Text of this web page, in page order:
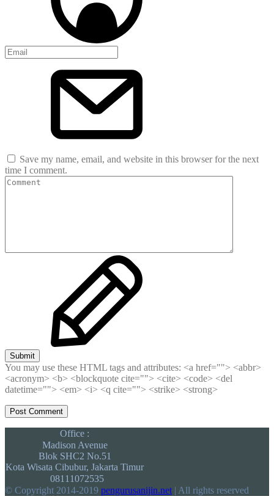
Save my name, email, and website in this browser for the next
time I comment.
Submit
You may use these HTML tags and attributes: <a href=""> <abbr>
<acronym> <b> <blockquote cite=""> <cite> <code> <del
datetime=""> <em> <i> <q cite=""> <strike> <strong>
Office :
Madison Avenue
Blok SHC2 No.51
Kota Wisata Cibubur, Jakarta Timur
08111072535
© Copyright 2014-2019 pengurusanijin.net | All rights reserved